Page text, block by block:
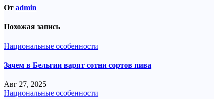
От admin
Похожая запись
Национальные особенности
Зачем в Бельгии варят сотни сортов пива
Авг 27, 2025
Национальные особенности